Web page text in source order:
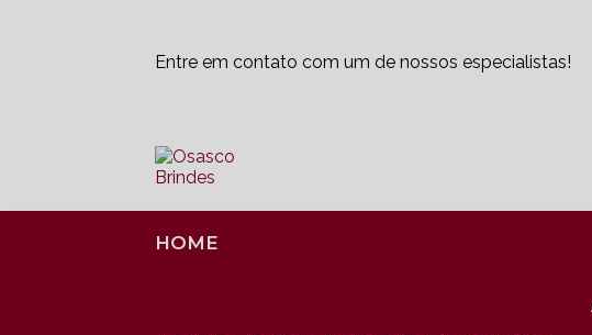
Entre em contato com um de nossos especialistas!
HOME